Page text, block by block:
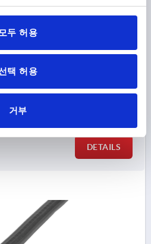
모두 허용
택 허용
거부
P 20000X8X11, FORM:C,
L=20 METRES
LENGTH=20000
MM=A=100 B=200 C=100 D=60
B1=9
DETAILS